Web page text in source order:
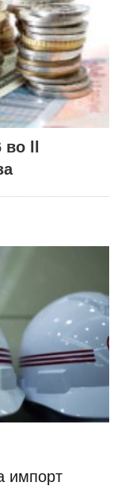
ll
импорт